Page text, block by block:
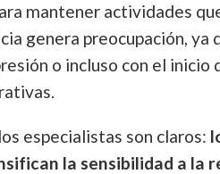
mantener actividades
genera preocupación, ya
o incluso con el inicio
especialistas son claros:
la sensibilidad a la